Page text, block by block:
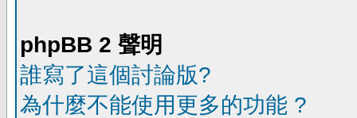
phpBB 2 聲明
誰寫了這個討論版?
為什麼不能使用更多的功能 ?